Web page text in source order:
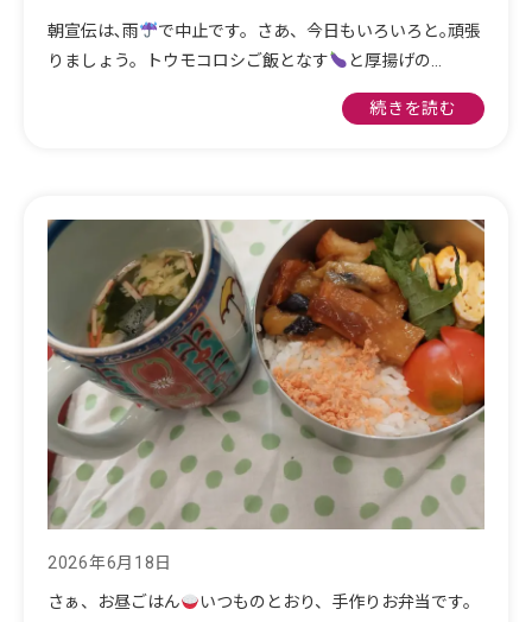
朝宣伝は､雨
で中止です。さあ、今日もいろいろと｡頑張
りましょう。トウモコロシご飯となす
と厚揚げの…
続きを読む
2026年6月18日
さぁ、お昼ごはん
いつものとおり、手作りお弁当です。